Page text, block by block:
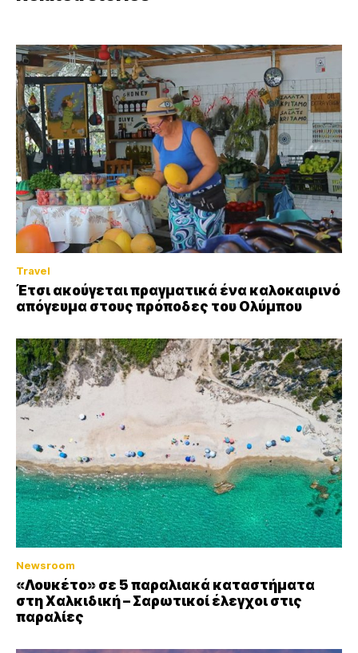
Travel
Έτσι ακούγεται πραγματικά ένα καλοκαιρινό
απόγευμα στους πρόποδες του Ολύμπου
Newsroom
«Λουκέτο» σε 5 παραλιακά καταστήματα
στη Χαλκιδική – Σαρωτικοί έλεγχοι στις
παραλίες